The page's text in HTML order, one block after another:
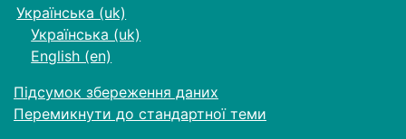
Українська ‎(uk)‎
Українська ‎(uk)‎
English ‎(en)‎
Підсумок збереження даних
Перемикнути до стандартної теми